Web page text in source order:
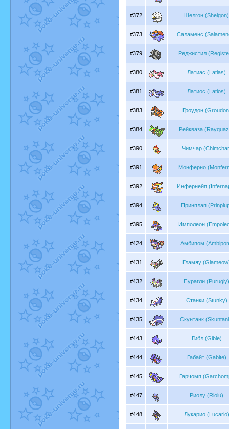
#372 Шелгон (Shelgon)
#373 Саламенс
#379 Реджистил
#380 Латиас (Latias)
#381 Латиос (Latios)
#383 Гроудон
#384 Рейкваза
#390 Чимчар
#391 Монферно
#392 Инфернейп
#394 Принплап
#395 Имполеон
#424 Амбипом
#431 Гламяу
#432 Пурагли (Purugly)
#434 Станки (Stunky)
#435 Скунтанк
#443 Гибл (Gible)
#444 Габайт (Gabite)
#445 Гарчомп
#447 Риолу (Riolu)
#448 Лукарио (Lucario)